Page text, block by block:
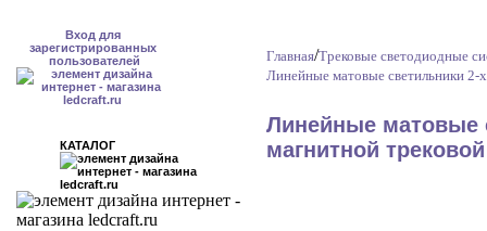
Вход для
зарегистрированных
пользователей
КАТАЛОГ
Главная/Трековые светодиодные
Линейные матовые светильники 2-
Линейные матовые
магнитной